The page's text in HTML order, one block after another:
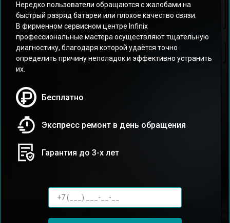
Нередко пользователи обращаются с жалобами на
быстрый разряд батареи или плохое качество связи.
В фирменном сервисном центре Infinix
профессиональные мастера осуществляют тщательную
диагностику, благодаря которой удаётся точно
определить причину неполадок и эффективно устранить
их.
Бесплатно
Экспресс ремонт в день обращения
Гарантия до 3-х лет